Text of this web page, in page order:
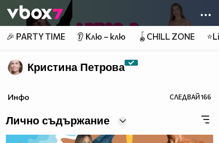
👾
🎉 PARTY TIME 👂 Клю – клю 🪀CHILL ZONE
Кристина Петрова
Инфо СЛЕДВАЙ166
Лично съдържание